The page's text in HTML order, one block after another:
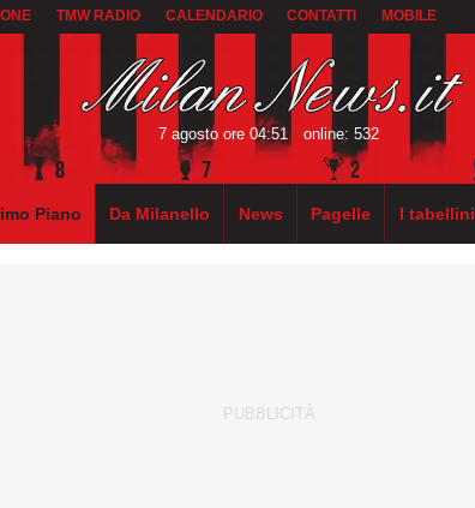
TMW RADIO CALENDARIO CONTATTI MOBILE
7 agosto ore 04:51 online: 532
Piano Da Milanello News Pagelle I tabellini